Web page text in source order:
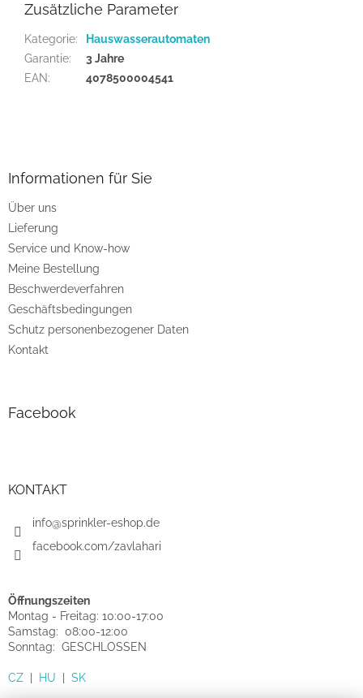
Zusätzliche Parameter
Kategorie:
Hauswasserautomaten
Garantie:
3 Jahre
EAN: 4078500004541
e
Informationen für Sie
Über uns
Lieferung
Service und Know-how
Meine Bestellung
Beschwerdeverfahren
Geschäftsbedingungen
Schutz personenbezogener Daten
Kontakt
Facebook
KONTAKT
info@sprinkler-eshop.de
facebook.com/zavlahari
Öffnungszeiten
Montag - Freitag: 10:00-17:00
Samstag: 08:00-12:00
Sonntag: GESCHLOSSEN
CZ HU SK